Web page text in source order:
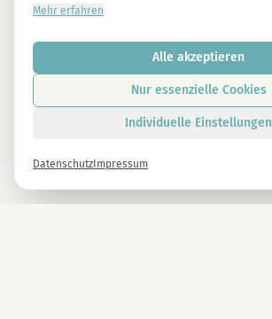
Mehr erfahren
Alle akzeptieren
Nur essenzielle Cookies
Individuelle Einstellungen
Datenschutz Impressum